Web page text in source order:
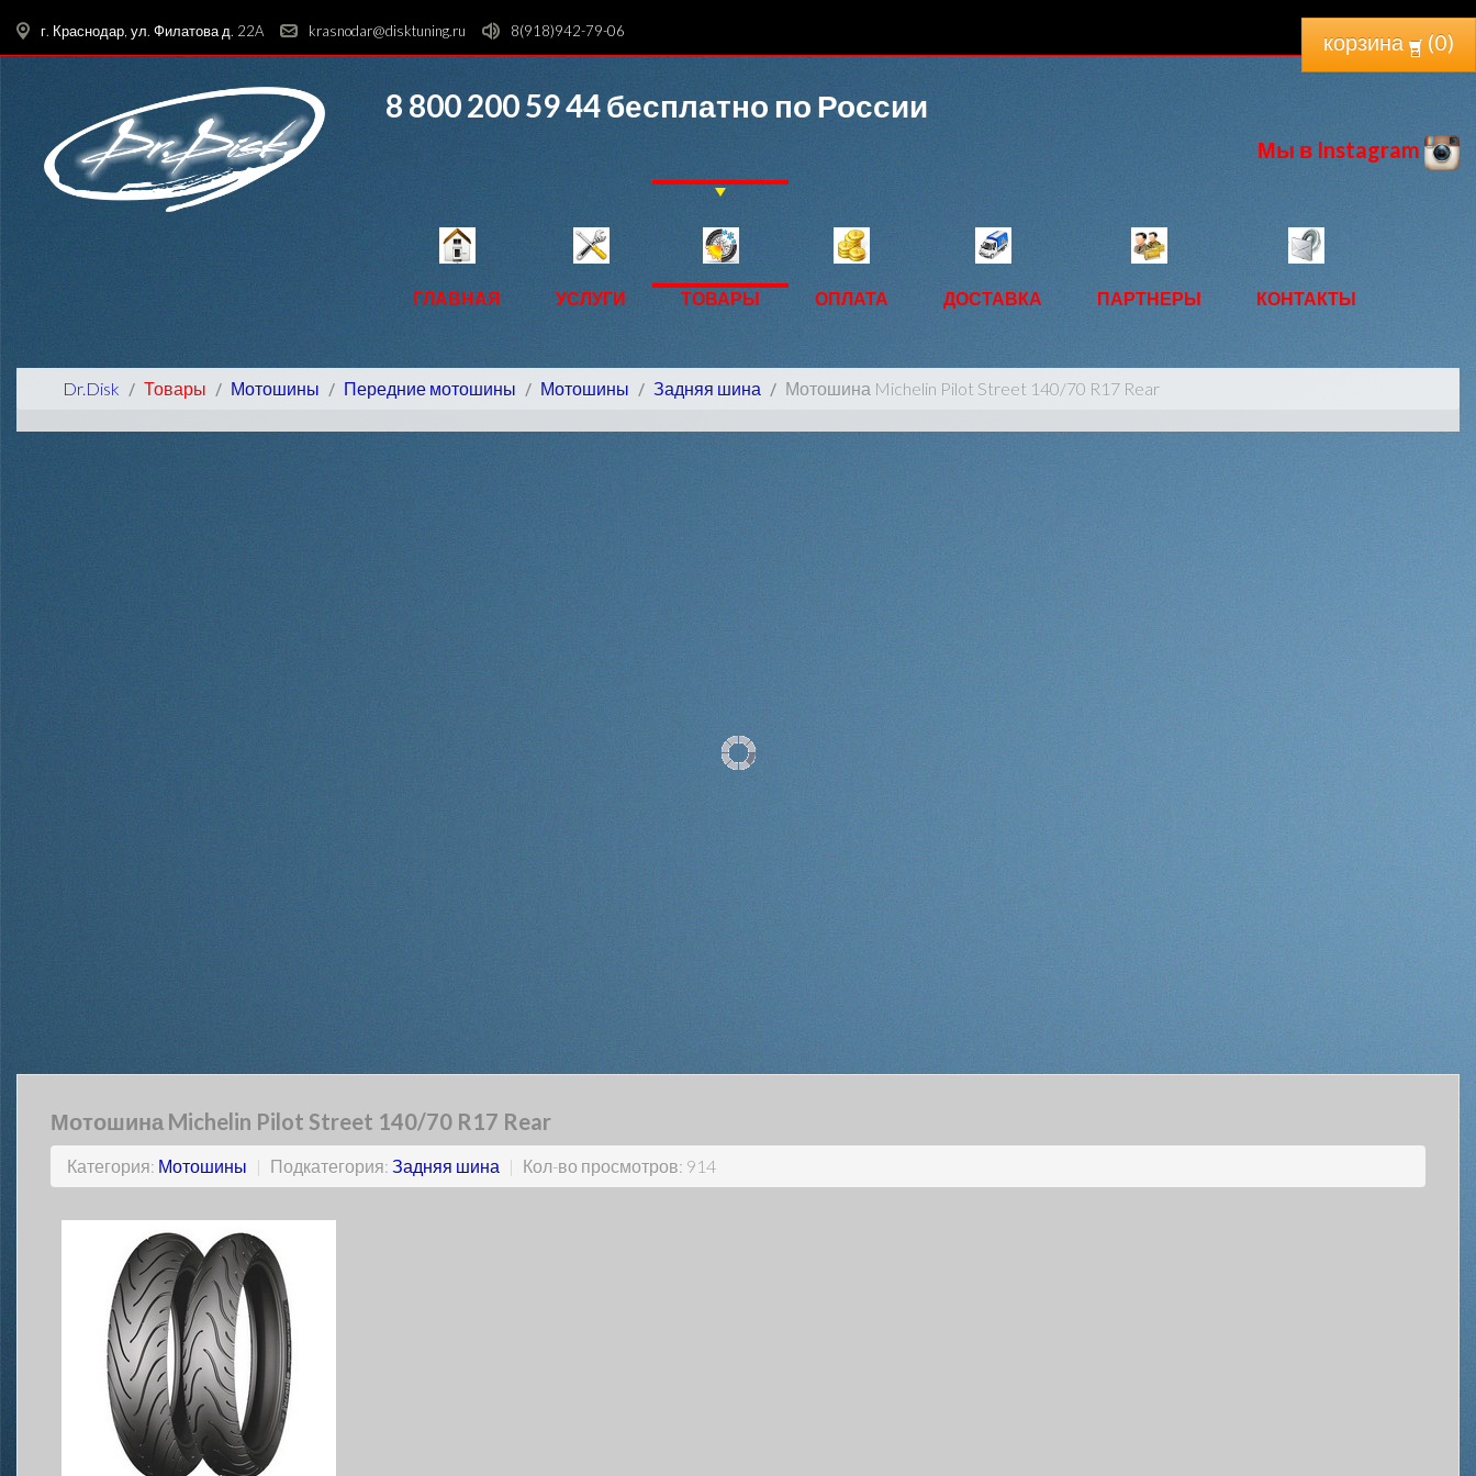
г. Краснодар, ул. Филатова д. 22A krasnodar@disktuning.ru 8(918)942-79-06 корзина (0)
8 800 200 59 44бесплатно по России
Мы в Instagram
ГЛАВНАЯ УСЛУГИ ТОВАРЫ ОПЛАТА ДОСТАВКА ПАРТНЕРЫ КОНТАКТЫ
Dr.Disk Товары Мотошины Передние мотошины Мотошины Задняя шина Мотошина Michelin Pilot Street 140/70 R17 Rear
Мотошина Michelin Pilot Street 140/70 R17 Rear
Категория: Мотошины | Подкатегория: Задняя шина | Кол-во просмотров: 914